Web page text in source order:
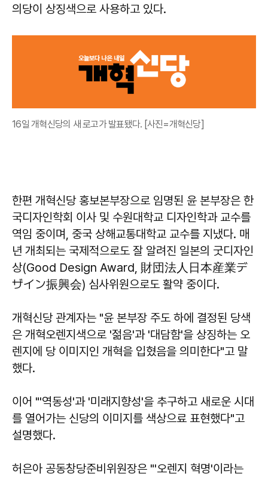
의당이 상징색으로 사용하고 있다.
16일 개혁신당의 새 로고가 발표됐다. [사진=개혁신당]
한편 개혁신당 홍보본부장으로 임명된 윤 본부장은 한
국디자인학회 이사 및 수원대학교 디자인학과 교수를
역임 중이며, 중국 상해교통대학교 교수를 지냈다. 매
년 개최되는 국제적으로도 잘 알려진 일본의 굿디자인
상(Good Design Award, 財団法人日本産業デ
ザイン振興会) 심사위원으로도 활약 중이다.
개혁신당 관계자는 "윤 본부장 주도 하에 결정된 당색
은 개혁오렌지색으로 '젊음'과 '대담함'을 상징하는 오
렌지에 당 이미지인 개혁을 입혔음을 의미한다"고 말
했다.
이어 "'역동성'과 '미래지향성'을 추구하고 새로운 시대
를 열어가는 신당의 이미지를 색상으료 표현했다"고
설명했다.
허은아 공동창당준비위원장은 "'오렌지 혁명'이라는